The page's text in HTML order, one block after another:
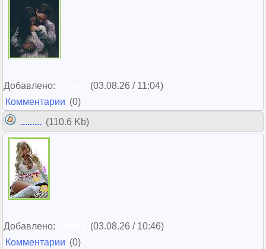
Добавлено:
(03.08.26 / 11:04)
Комментарии (0)
......... (110.6 Kb)
Добавлено:
(03.08.26 / 10:46)
Комментарии (0)